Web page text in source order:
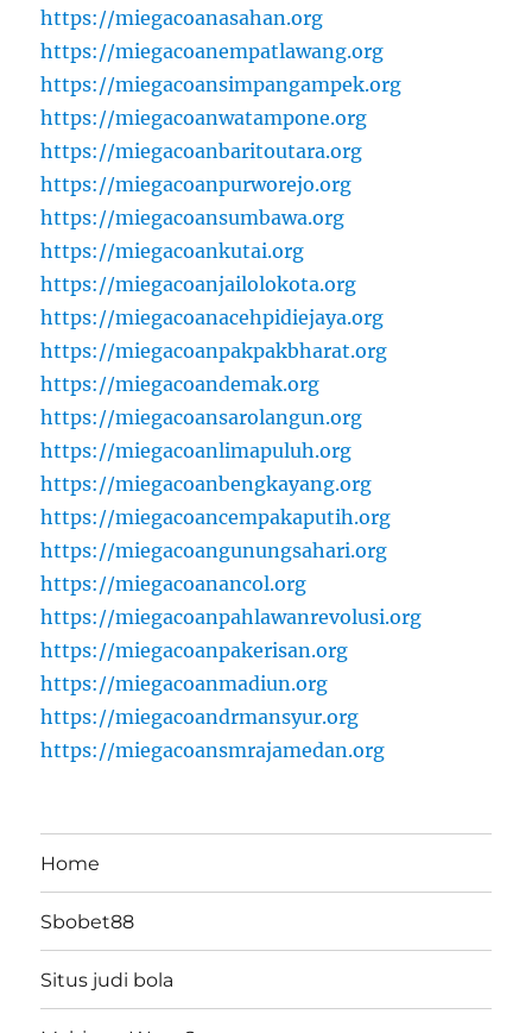
https://miegacoanasahan.org
https://miegacoanempatlawang.org
https://miegacoansimpangampek.org
https://miegacoanwatampone.org
https://miegacoanbaritoutara.org
https://miegacoanpurworejo.org
https://miegacoansumbawa.org
https://miegacoankutai.org
https://miegacoanjailolokota.org
https://miegacoanacehpidiejaya.org
https://miegacoanpakpakbharat.org
https://miegacoandemak.org
https://miegacoansarolangun.org
https://miegacoanlimapuluh.org
https://miegacoanbengkayang.org
https://miegacoancempakaputih.org
https://miegacoangunungsahari.org
https://miegacoanancol.org
https://miegacoanpahlawanrevolusi.org
https://miegacoanpakerisan.org
https://miegacoanmadiun.org
https://miegacoandrmansyur.org
https://miegacoansmrajamedan.org
Home
Sbobet88
Situs judi bola